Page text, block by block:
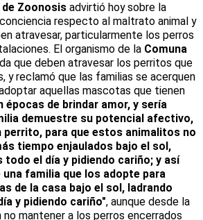
Zoonosis advirtió hoy sobre la
respecto al maltrato animal y
atravesar, particularmente los perros
El organismo de la Comuna
que deben atravesar los perritos que
y reclamó que las familias se acerquen
aquellas mascotas que tienen
épocas de brindar amor, y sería
demuestre su potencial afectivo,
perrito, para que estos animalitos no
tiempo enjaulados bajo el sol,
todo el día y pidiendo cariño; y así
familia que los adopte para
de la casa bajo el sol, ladrando
y pidiendo cariño", aunque desde la
mantener a los perros encerrados